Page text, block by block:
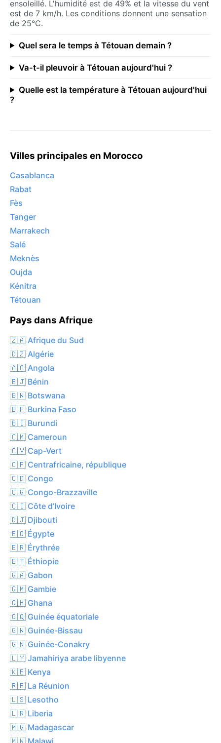
ensoleillé. L'humidité est de 49% et la vitesse du vent
est de 7 km/h. Les conditions donnent une sensation
de 25°C.
Quel sera le temps à Tétouan demain ?
Va-t-il pleuvoir à Tétouan aujourd'hui ?
Quelle est la température à Tétouan aujourd'hui
?
Villes principales en Morocco
Casablanca
Rabat
Fès
Tanger
Marrakech
Salé
Meknès
Oujda
Kénitra
Tétouan
Pays dans Afrique
🇿🇦 Afrique du Sud
🇩🇿 Algérie
🇦🇴 Angola
🇧🇯 Bénin
🇧🇼 Botswana
🇧🇫 Burkina Faso
🇧🇮 Burundi
🇨🇲 Cameroun
🇨🇻 Cap-Vert
🇨🇫 Centrafricaine, république
🇨🇩 Congo
🇨🇬 Congo-Brazzaville
🇨🇮 Côte d’Ivoire
🇩🇯 Djibouti
🇪🇬 Égypte
🇪🇷 Érythrée
🇪🇹 Éthiopie
🇬🇦 Gabon
🇬🇲 Gambie
🇬🇭 Ghana
🇬🇶 Guinée équatoriale
🇬🇼 Guinée-Bissau
🇬🇳 Guinée-Conakry
🇱🇾 Jamahiriya arabe libyenne
🇰🇪 Kenya
🇷🇪 La Réunion
🇱🇸 Lesotho
🇱🇷 Liberia
🇲🇬 Madagascar
🇲🇼 Malawi